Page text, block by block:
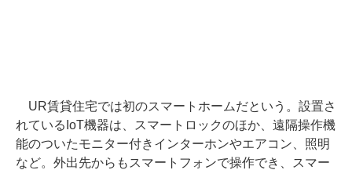
UR賃貸住宅では初のスマートホームだという。設置さ
れているIoT機器は、スマートロックのほか、遠隔操作機
能のついたモニター付きインターホンやエアコン、照明
など。外出先からもスマートフォンで操作でき、スマー